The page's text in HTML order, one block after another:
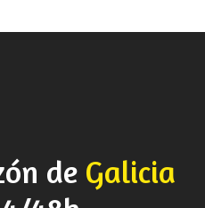
de Galicia